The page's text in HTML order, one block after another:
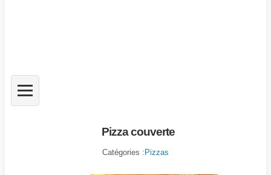
Pizza couverte
Catégories : Pizzas